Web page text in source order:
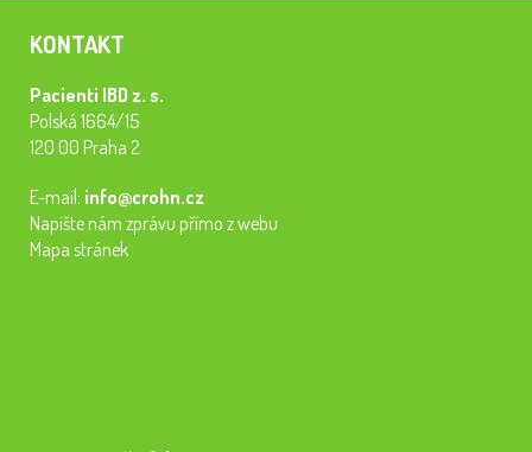
KONTAKT
Pacienti IBD z. s.
Polská 1664/15
120 00 Praha 2
E-mail: info@crohn.cz
Napište nám zprávu přímo z webu
Mapa stránek